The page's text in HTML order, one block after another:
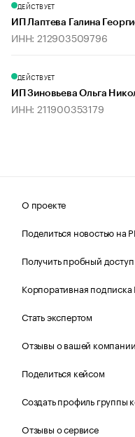
ДЕЙСТВУЕТ
ИП Лаптева Галина
ИНН: 212903509796
ДЕЙСТВУЕТ
ИП Зиновьева Ольга
ИНН: 211900353179
О проекте
Поделиться новостью на
Получить пробный доступ
Корпоративная подписка
Стать экспертом
Отзывы о вашей компании
Поделиться кейсом
Создать профиль группы
Отзывы о сервисе